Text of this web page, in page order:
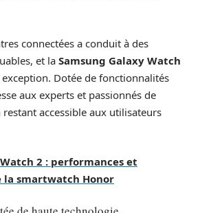
connectées a conduit à des
et la Samsung Galaxy Watch
Dotée de fonctionnalités
aux experts et passionnés de
accessible aux utilisateurs
2 : performances et
smartwatch Honor